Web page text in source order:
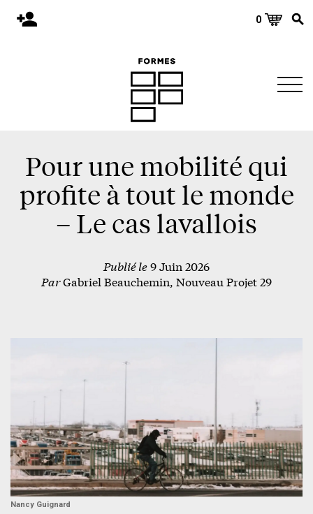
0
Matériaux
Environnement
À propos
Événements et conférences
Pour une mobilité qui
profite à tout le monde
– Le cas lavallois
Publié le9 Juin 2026
ParGabriel Beauchemin, Nouveau Projet 29
Nancy Guignard